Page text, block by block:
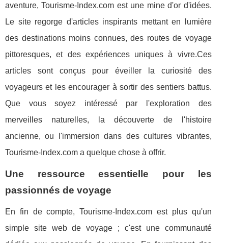
aventure, Tourisme-Index.com est une mine d'or d'idées.
Le site regorge d'articles inspirants mettant en lumière
des destinations moins connues, des routes de voyage
pittoresques, et des expériences uniques à vivre.Ces
articles sont conçus pour éveiller la curiosité des
voyageurs et les encourager à sortir des sentiers battus.
Que vous soyez intéressé par l'exploration des
merveilles naturelles, la découverte de l'histoire
ancienne, ou l'immersion dans des cultures vibrantes,
Tourisme-Index.com a quelque chose à offrir.
Une ressource essentielle pour les
passionnés de voyage
En fin de compte, Tourisme-Index.com est plus qu'un
simple site web de voyage ; c'est une communauté